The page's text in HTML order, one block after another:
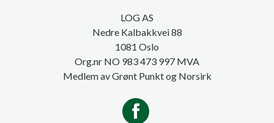
LOG AS
Nedre Kalbakkvei 88
1081 Oslo
Org.nr NO 983 473 997 MVA
Medlem av Grønt Punkt og Norsirk